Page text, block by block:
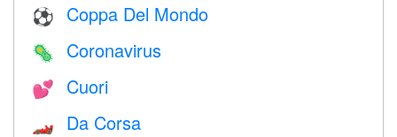
⚽ Coppa Del Mondo
🦠 Coronavirus
💕 Cuori
🏎 Da Corsa